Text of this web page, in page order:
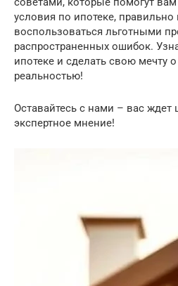
условия по ипотеке,
воспользоваться льготными
распространенных ошибок.
ипотеке и сделать свою мечту
реальностью!
Оставайтесь с нами – вас
экспертное мнение!